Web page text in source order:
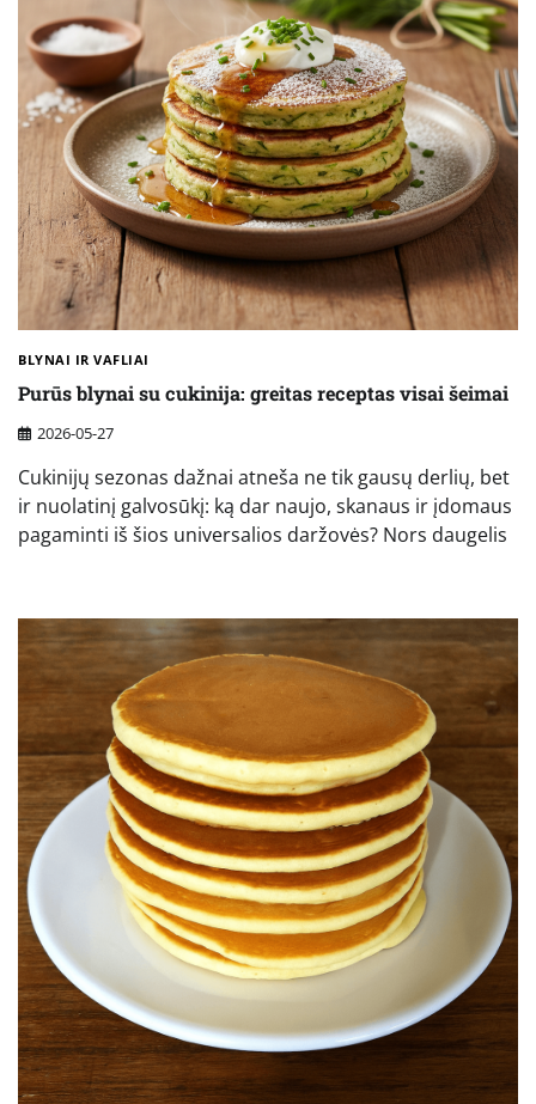
BLYNAI IR VAFLIAI
Purūs blynai su cukinija: greitas receptas visai šeimai
2026-05-27
Cukinijų sezonas dažnai atneša ne tik gausų derlių, bet
ir nuolatinį galvosūkį: ką dar naujo, skanaus ir įdomaus
pagaminti iš šios universalios daržovės? Nors daugelis